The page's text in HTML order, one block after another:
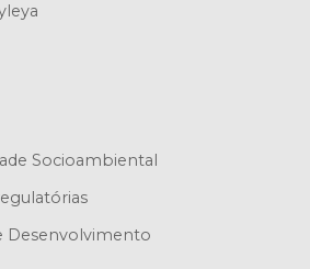
Socioambiental
Desenvolvimento